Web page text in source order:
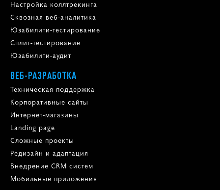
Настройка коллтрекинга
Сквозная веб-аналитика
Юзабилити-тестирование
Сплит-тестирование
Юзабилити-аудит
ВЕБ-РАЗРАБОТКА
Техническая поддержка
Корпоративные сайты
Интернет-магазины
Landing page
Сложные проекты
Редизайн и адаптация
Внедрение CRM систем
Мобильные приложения